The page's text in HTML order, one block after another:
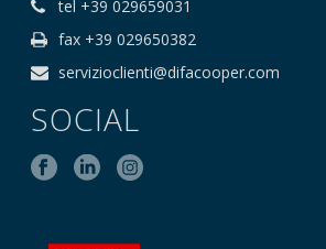
tel +39 029659031
fax +39 029650382
servizioclienti@difacooper.com
SOCIAL